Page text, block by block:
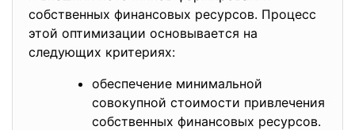
собственных финансовых ресурсов. Процесс
этой оптимизации основывается на
следующих критериях:
обеспечение минимальной
совокупной стоимости привлечения
собственных финансовых ресурсов.